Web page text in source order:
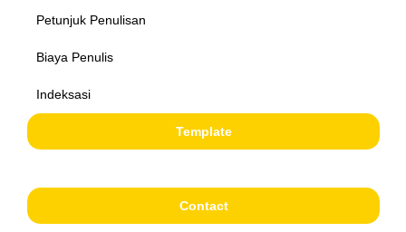
Petunjuk Penulisan
Biaya Penulis
Indeksasi
Template
Contact